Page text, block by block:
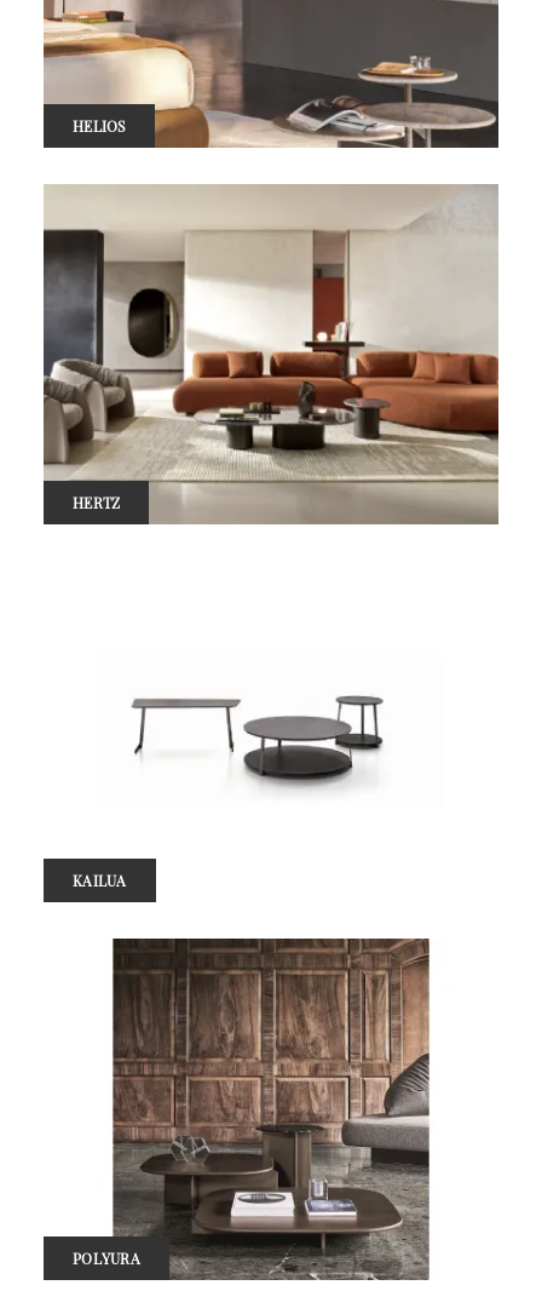
HELIOS
HERTZ
KAILUA
POLYURA